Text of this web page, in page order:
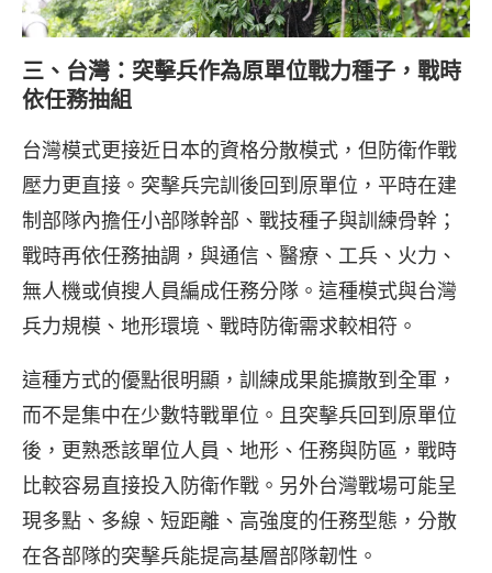
三、台灣：突擊兵作為原單位戰力種子，戰時
依任務抽組
台灣模式更接近日本的資格分散模式，但防衛作戰
壓力更直接。突擊兵完訓後回到原單位，平時在建
制部隊內擔任小部隊幹部、戰技種子與訓練骨幹；
戰時再依任務抽調，與通信、醫療、工兵、火力、
無人機或偵搜人員編成任務分隊。這種模式與台灣
兵力規模、地形環境、戰時防衛需求較相符。
這種方式的優點很明顯，訓練成果能擴散到全軍，
而不是集中在少數特戰單位。且突擊兵回到原單位
後，更熟悉該單位人員、地形、任務與防區，戰時
比較容易直接投入防衛作戰。另外台灣戰場可能呈
現多點、多線、短距離、高強度的任務型態，分散
在各部隊的突擊兵能提高基層部隊韌性。